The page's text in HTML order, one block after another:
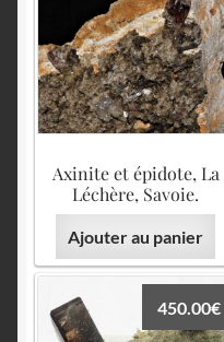
Axinite et épidote, La
Léchère, Savoie.
Ajouter au panier
450.00€